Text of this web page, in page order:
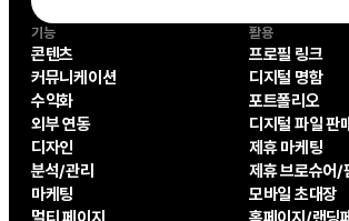
기능
콘텐츠
커뮤니케이션
수익화
외부 연동
디자인
분석/관리
마케팅
활용
프로필 링크
디지털 명함
포트폴리오
디지털 파일 판
제휴 마케팅
제휴 브로슈어/
모바일 초대장